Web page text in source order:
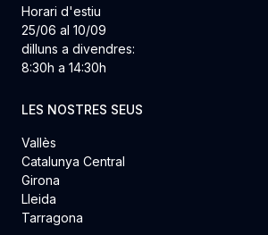
Horari d'estiu
25/06 al 10/09
dilluns a divendres:
8:30h a 14:30h
LES NOSTRES SEUS
Vallès
Catalunya Central
Girona
Lleida
Tarragona